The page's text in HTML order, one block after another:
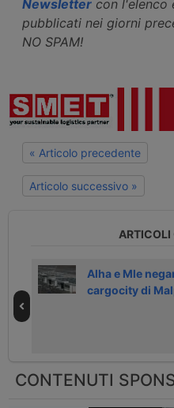
Newsletter con
pubblicati nei giorni
NO SPAM!
« Articolo precedente
Articolo successivo »
ARTICOLI
Alha e Mle
cargocity di
CONTENUTI